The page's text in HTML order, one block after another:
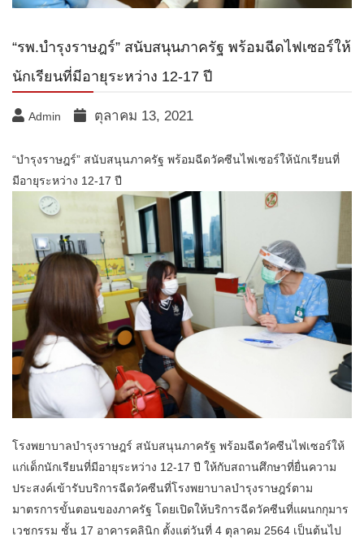
“รพ.บำรุงราษฎร์” สนับสนุนภาครัฐ พร้อมฉีดไฟเซอร์ให้
นักเรียนที่มีอายุระหว่าง 12-17 ปี
Admin ตุลาคม 13, 2021
“บำรุงราษฎร์” สนับสนุนภาครัฐ พร้อมฉีดวัคซีนไฟเซอร์ให้นักเรียนที่
มีอายุระหว่าง 12-17 ปี
โรงพยาบาลบำรุงราษฎร์ สนับสนุนภาครัฐ พร้อมฉีดวัคซีนไฟเซอร์ให้
แก่เด็กนักเรียนที่มีอายุระหว่าง 12-17 ปี ให้กับสถานศึกษาที่ยื่นความ
ประสงค์เข้ารับบริการฉีดวัคซีนที่โรงพยาบาลบำรุงราษฎร์ตาม
มาตรการขั้นตอนของภาครัฐ โดยเปิดให้บริการฉีดวัคซีนที่แผนกกุมาร
เวชกรรม ชั้น 17 อาคารคลินิก ตั้งแต่วันที่ 4 ตุลาคม 2564 เป็นต้นไป